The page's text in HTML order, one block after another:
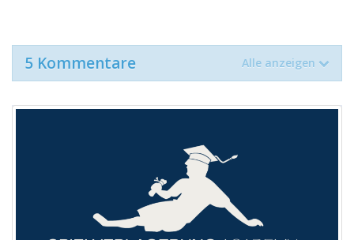
5 Kommentare Alle anzeigen